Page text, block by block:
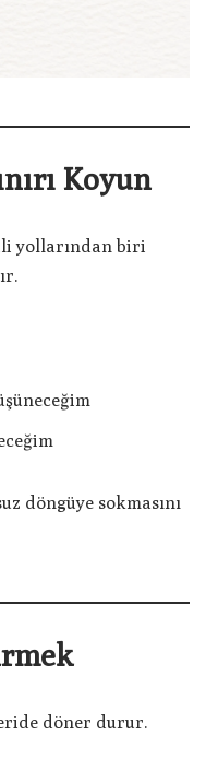
Koyun
yollarından biri
döngüye sokmasını
döner durur.